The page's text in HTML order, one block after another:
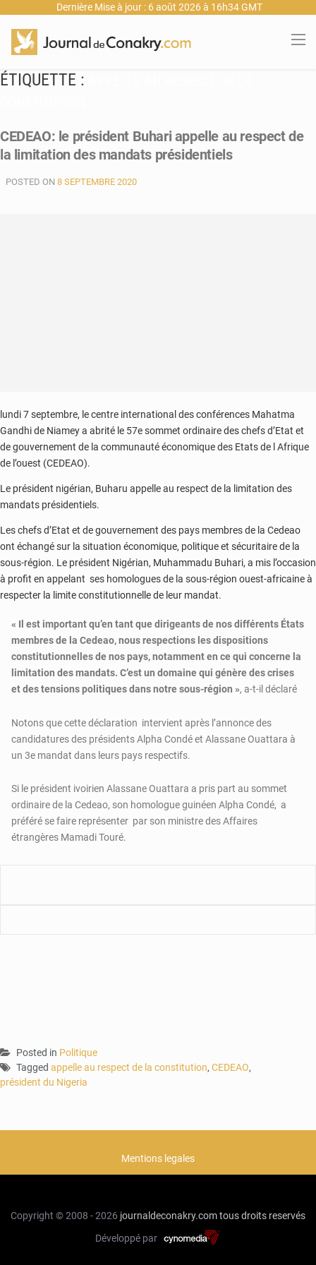
Dernière Mise à jour : 6 août 2026 à 16h34 GMT
ÉTIQUETTE :
CEDEAO: le président Buhari appelle au respect de
la limitation des mandats présidentiels
POSTED ON 8 SEPTEMBRE 2020
lundi 7 septembre, le centre international des conférences Mahatma
Gandhi de Niamey a abrité le 57e sommet ordinaire des chefs d’Etat et
de gouvernement de la communauté économique des Etats de l Afrique
de l’ouest (CEDEAO).
Le président nigérian, Buharu appelle au respect de la limitation des
mandats présidentiels.
Les chefs d’Etat et de gouvernement des pays membres de la Cedeao
ont échangé sur la situation économique, politique et sécuritaire de la
sous-région. Le président Nigérian, Muhammadu Buhari, a mis l’occasion
à profit en appelant ses homologues de la sous-région ouest-africaine à
respecter la limite constitutionnelle de leur mandat.
« Il est important qu’en tant que dirigeants de nos différents États
membres de la Cedeao, nous respections les dispositions
constitutionnelles de nos pays, notamment en ce qui concerne la
limitation des mandats. C’est un domaine qui génère des crises
et des tensions politiques dans notre sous-région », a-t-il déclaré
Notons que cette déclaration intervient après l’annonce des
candidatures des présidents Alpha Condé et Alassane Ouattara à
un 3e mandat dans leurs pays respectifs.
Si le président ivoirien Alassane Ouattara a pris part au sommet
ordinaire de la Cedeao, son homologue guinéen Alpha Condé, a
préféré se faire représenter par son ministre des Affaires
étrangères Mamadi Touré.
Posted in Politique
Tagged appelle au respect de la constitution, CEDEAO,
président du Nigeria
Mentions legales
Copyright © 2008 - 2026 journaldeconakry.comtous droits reservés
Développé par